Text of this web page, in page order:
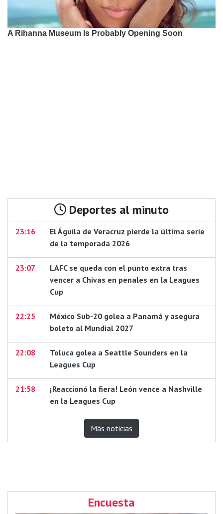
Deportes al minuto
23:16
El Águila de Veracruz pierde la última serie
de la temporada 2026
23:07
LAFC se queda con el punto extra tras
vencer a Chivas en penales en la Leagues
Cup
22:25
México Sub-20 golea a Panamá y asegura
boleto al Mundial 2027
22:08
Toluca golea a Seattle Sounders en la
Leagues Cup
21:58
¡Reaccionó la fiera! León vence a Nashville
en la Leagues Cup
Más noticias
Encuesta